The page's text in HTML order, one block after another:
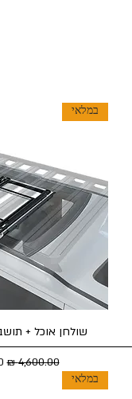
במלאי
שולחן אוכל +
מחיר רגיל‏4,600.00 ‏₪
במלאי